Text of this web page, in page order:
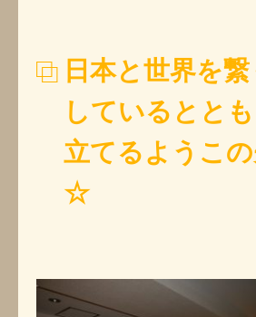
日本と世界を
しているとと
立てるようこ
☆